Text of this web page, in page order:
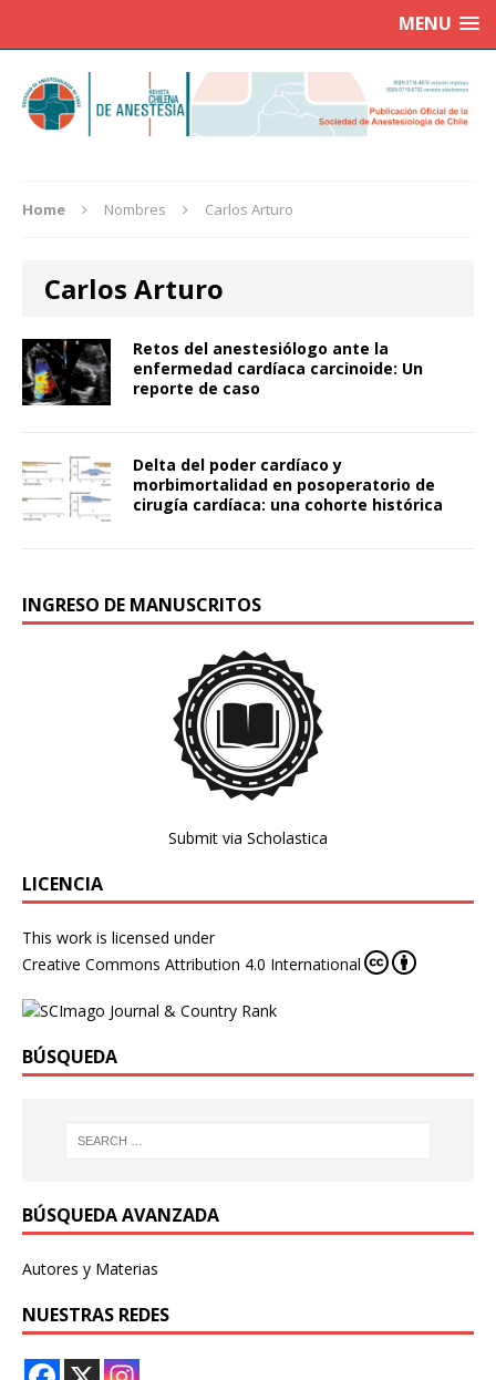
MENU
Home Nombres Carlos Arturo
Carlos Arturo
Retos del anestesiólogo ante la
enfermedad cardíaca carcinoide: Un
reporte de caso
Delta del poder cardíaco y
morbimortalidad en posoperatorio de
cirugía cardíaca: una cohorte histórica
INGRESO DE MANUSCRITOS
Submit via Scholastica
LICENCIA
This work is licensed under
Creative Commons Attribution 4.0 International
BÚSQUEDA
BÚSQUEDA AVANZADA
Autores y Materias
NUESTRAS REDES